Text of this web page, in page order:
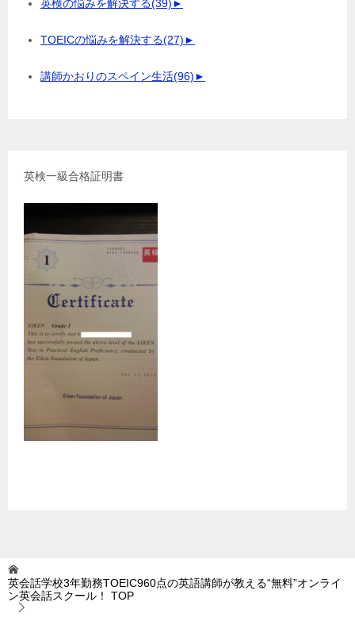
英検の悩みを解決する(39)►
TOEICの悩みを解決する(27)►
講師かおりのスペイン生活(96)►
英検一級合格証明書
英会話学校3年勤務TOEIC960点の英語講師が教える“無料”オンライ
ン英会話スクール！
TOP